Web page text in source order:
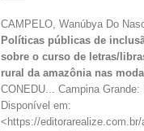
CAMPELO, Wanúbya Do
Políticas públicas de
sobre o curso de letras/
rural da amazônia nas
CONEDU... Campina
Disponível em:
<https://